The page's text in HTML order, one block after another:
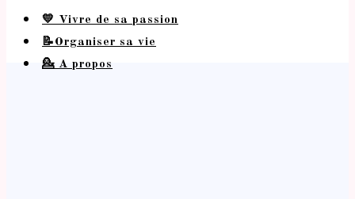
💛 Vivre de sa passion
📝Organiser sa vie
💁 A propos